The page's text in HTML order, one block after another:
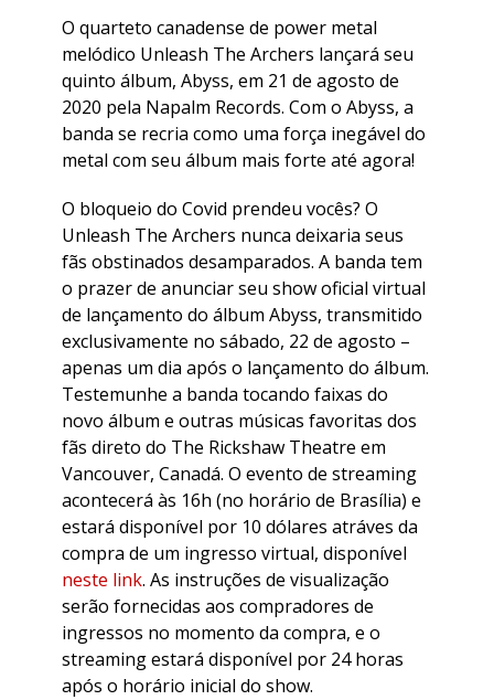
O quarteto canadense de power metal
melódico Unleash The Archers lançará seu
quinto álbum, Abyss, em 21 de agosto de
2020 pela Napalm Records. Com o Abyss, a
banda se recria como uma força inegável do
metal com seu álbum mais forte até agora!
O bloqueio do Covid prendeu vocês? O
Unleash The Archers nunca deixaria seus
fãs obstinados desamparados. A banda tem
o prazer de anunciar seu show oficial virtual
de lançamento do álbum Abyss, transmitido
exclusivamente no sábado, 22 de agosto –
apenas um dia após o lançamento do álbum.
Testemunhe a banda tocando faixas do
novo álbum e outras músicas favoritas dos
fãs direto do The Rickshaw Theatre em
Vancouver, Canadá. O evento de streaming
acontecerá às 16h (no horário de Brasília) e
estará disponível por 10 dólares atráves da
compra de um ingresso virtual, disponível
neste link. As instruções de visualização
serão fornecidas aos compradores de
ingressos no momento da compra, e o
streaming estará disponível por 24 horas
após o horário inicial do show.